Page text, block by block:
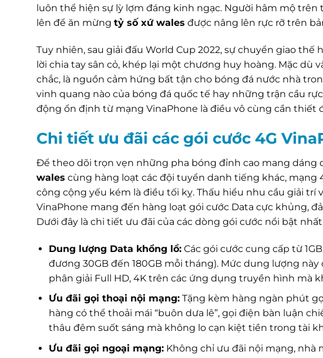
luôn thể hiện sự lỳ lợm đáng kinh ngạc. Người hâm mộ
lên để ăn mừng tỷ số xứ wales được nâng lên rực rỡ trên
Tuy nhiên, sau giải đấu World Cup 2022, sự chuyển giao
lời chia tay sân cỏ, khép lại một chương huy hoàng. Mặc dù
chắc, là nguồn cảm hứng bất tận cho bóng đá nước nhà
vinh quang nào của bóng đá quốc tế hay những trận cầu
động ổn định từ mạng VinaPhone là điều vô cùng cần thiết
Chi tiết ưu đãi các gói cước 4G
Để theo dõi trọn vẹn những pha bóng đỉnh cao mang dáng
wales cùng hàng loạt các đội tuyển danh tiếng khác, mạng
công cộng yếu kém là điều tối kỵ. Thấu hiểu nhu cầu giải
VinaPhone mang đến hàng loạt gói cước Data cực khủng,
Dưới đây là chi tiết ưu đãi của các dòng gói cước nổi bật
Dung lượng Data khổng lồ:Các gói cước cung cấp từ
đương 30GB đến 180GB mỗi tháng). Mức dung lượng
phân giải Full HD, 4K trên các ứng dụng truyền hình mà
Ưu đãi gọi thoại nội mạng:Tặng kèm hàng ngàn phút
hàng có thể thoải mái “buôn dưa lê”, gọi điện bàn luận
thâu đêm suốt sáng mà không lo cạn kiệt tiền trong tài
Ưu đãi gọi ngoại mạng:Không chỉ ưu đãi nội mạng, nhà